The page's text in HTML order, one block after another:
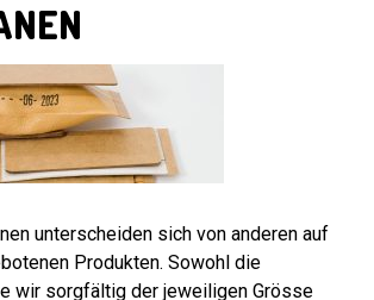
unterscheiden sich von anderen auf
Produkten. Sowohl die
wir sorgfältig der jeweiligen Grösse